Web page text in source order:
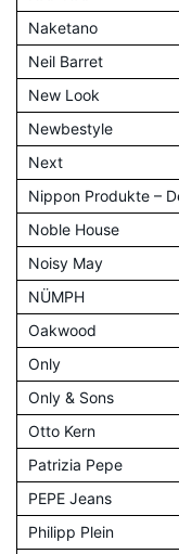
Naketano
Neil Barret
New Look
Newbestyle
Next
Nippon Produkte –
Noble House
Noisy May
NÜMPH
Oakwood
Only
Only & Sons
Otto Kern
Patrizia Pepe
PEPE Jeans
Philipp Plein